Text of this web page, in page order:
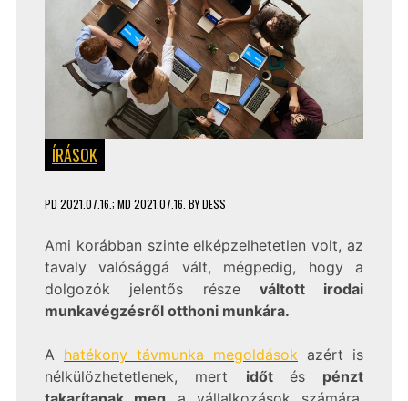
ÍRÁSOK
PD 2021.07.16. ; MD 2021.07.16. BYDESS
Ami korábban szinte elképzelhetetlen volt, az
tavaly valósággá vált, mégpedig, hogy a
dolgozók jelentős része váltott irodai
munkavégzésről otthoni munkára.
A hatékony távmunka megoldások azért is
nélkülözhetetlenek, mert időt és pénzt